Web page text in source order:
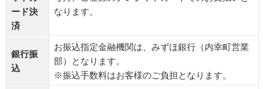
ード決
済
なります。
銀行振
込
お振込指定金融機関は、みずほ銀行（内幸町営業
部）となります。
※振込手数料はお客様のご負担となります。